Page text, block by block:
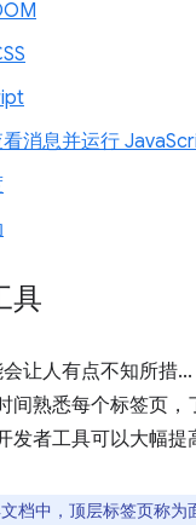
消息并运行
具
让人有点不知所措...
间熟悉每个标签页，
发者工具可以大幅提
档中，顶层标签页称为